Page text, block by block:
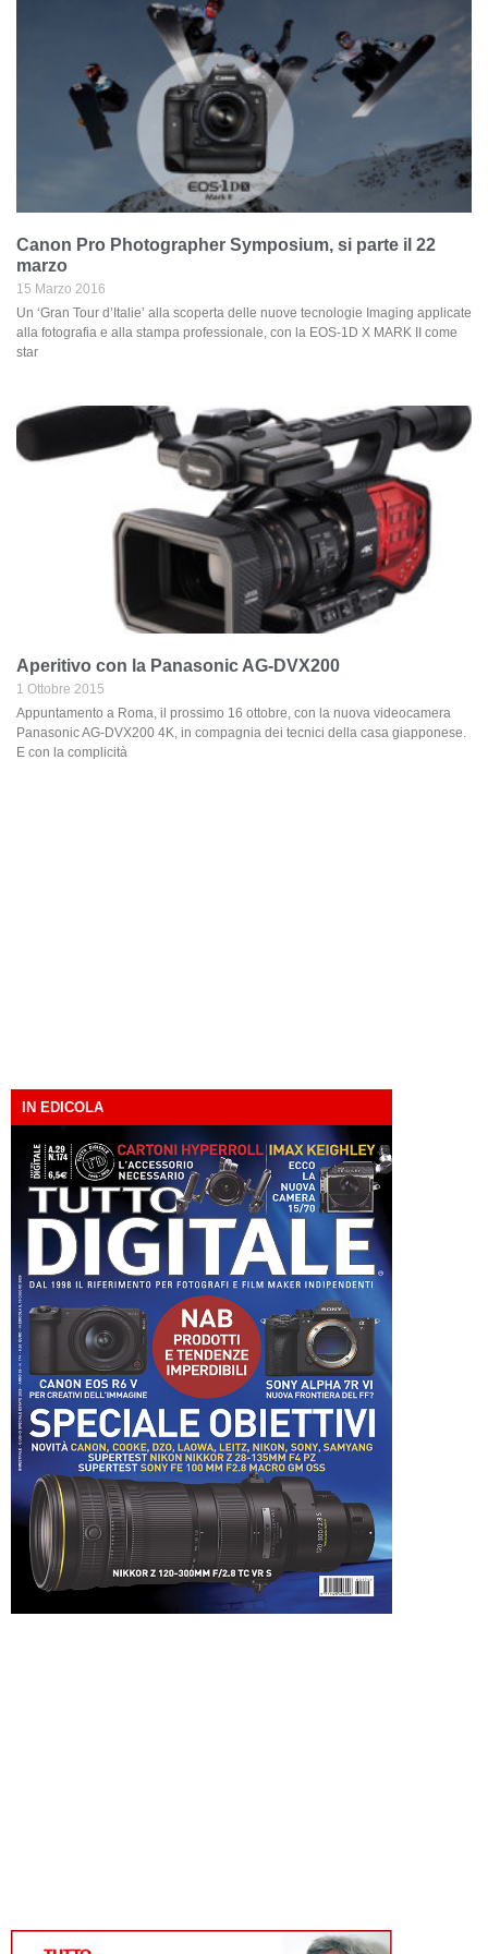
Canon Pro Photographer Symposium, si parte il 22
marzo
15 Marzo 2016
Un ‘Gran Tour d’Italie’ alla scoperta delle nuove tecnologie Imaging applicate
alla fotografia e alla stampa professionale, con la EOS-1D X MARK II come
star
Aperitivo con la Panasonic AG-DVX200
1 Ottobre 2015
Appuntamento a Roma, il prossimo 16 ottobre, con la nuova videocamera
Panasonic AG-DVX200 4K, in compagnia dei tecnici della casa giapponese.
E con la complicità
IN EDICOLA